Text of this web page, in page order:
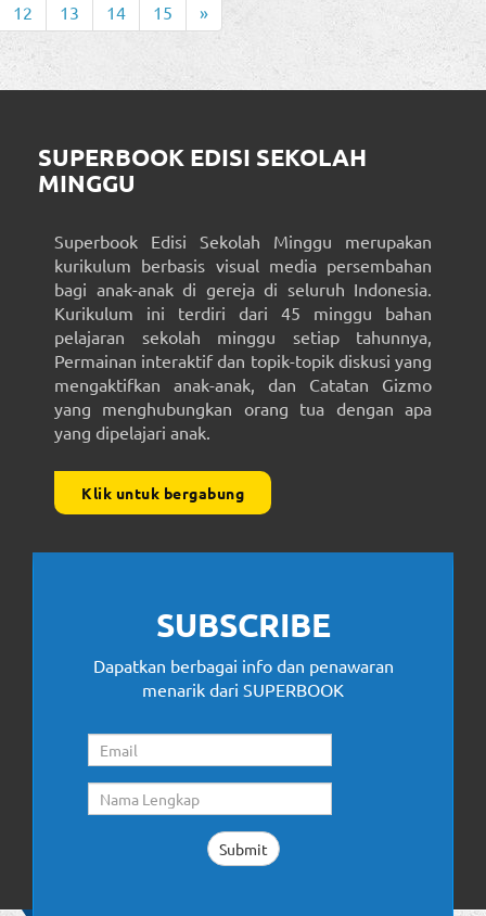
12
13 14 15 »
SUPERBOOK EDISI SEKOLAH
MINGGU
Superbook Edisi Sekolah Minggu merupakan
kurikulum berbasis visual media persembahan
bagi anak-anak di gereja di seluruh Indonesia.
Kurikulum ini terdiri dari 45 minggu bahan
pelajaran sekolah minggu setiap tahunnya,
Permainan interaktif dan topik-topik diskusi yang
mengaktifkan anak-anak, dan Catatan Gizmo
yang menghubungkan orang tua dengan apa
yang dipelajari anak.
Klik untuk bergabung
SUBSCRIBE
Dapatkan berbagai info dan penawaran
menarik dari SUPERBOOK